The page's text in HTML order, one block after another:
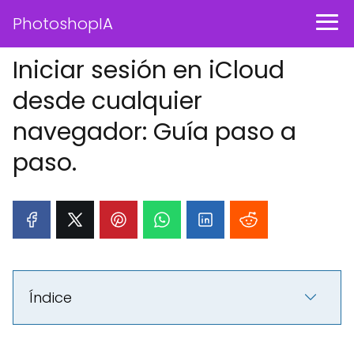
PhotoshopIA
Iniciar sesión en iCloud
desde cualquier
navegador: Guía paso a
paso.
Índice